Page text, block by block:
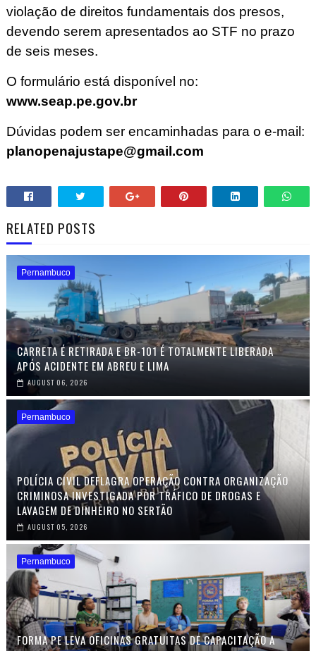
violação de direitos fundamentais dos presos,
devendo serem apresentados ao STF no prazo
de seis meses.
O formulário está disponível no:
www.seap.pe.gov.br
Dúvidas podem ser encaminhadas para o e-mail:
planopenajustape@gmail.com
RELATED POSTS
Pernambuco
CARRETA É RETIRADA E BR-101 É TOTALMENTE LIBERADA
APÓS ACIDENTE EM ABREU E LIMA
AUGUST 06, 2026
Pernambuco
POLÍCIA CIVIL DEFLAGRA OPERAÇÃO CONTRA ORGANIZAÇÃO
CRIMINOSA INVESTIGADA POR TRÁFICO DE DROGAS E
LAVAGEM DE DINHEIRO NO SERTÃO
AUGUST 05, 2026
Pernambuco
FORMA PE LEVA OFICINAS GRATUITAS DE CAPACITAÇÃO A